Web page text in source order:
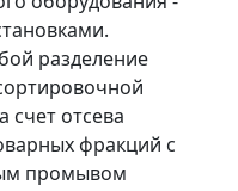
разделение
счет отсева
фракций с
промывом